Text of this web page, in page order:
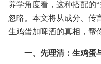
养学角度看，这种搭配的
忽略。本文将从成分、传
生鸡蛋加啤酒的真相，帮
一、先理清：生鸡蛋